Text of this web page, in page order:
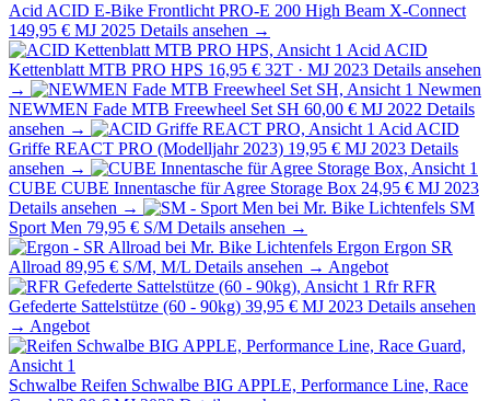
Acid ACID E-Bike Frontlicht PRO-E 200 High Beam X-Connect
149,95 € MJ 2025 Details ansehen →
Acid ACID
Kettenblatt MTB PRO HPS 16,95 € 32T · MJ 2023 Details ansehen
→
Newmen
NEWMEN Fade MTB Freewheel Set SH 60,00 € MJ 2022 Details
ansehen →
Acid ACID
Griffe REACT PRO (Modelljahr 2023) 19,95 € MJ 2023 Details
ansehen →
CUBE CUBE Innentasche für Agree Storage Box 24,95 € MJ 2023
Details ansehen →
SM
Sport Men 79,95 € S/M Details ansehen →
Ergon Ergon SR
Allroad 89,95 € S/M, M/L Details ansehen → Angebot
Rfr RFR
Gefederte Sattelstütze (60 - 90kg) 39,95 € MJ 2023 Details ansehen
→ Angebot
Schwalbe Reifen Schwalbe BIG APPLE, Performance Line, Race